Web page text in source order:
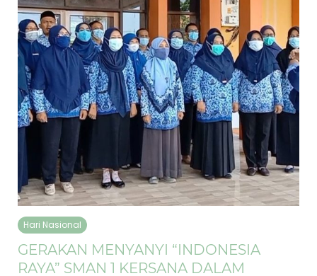
Hari Nasional
GERAKAN MENYANYI “INDONESIA
RAYA” SMAN 1 KERSANA DALAM